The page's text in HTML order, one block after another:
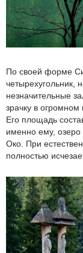
По своей форме
четырехугольник,
незначительные
зрачку в огромном
Его площадь
именно ему, озеро
Око. При
полностью